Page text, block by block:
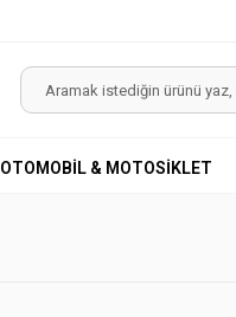
OTOMOBİL & MOTOSİKLET